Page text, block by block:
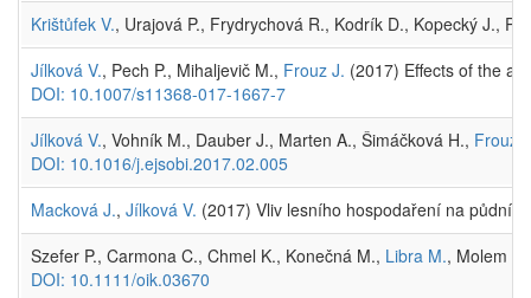
Krištůfek V., Urajová P., Frydrychová R., Kodrík D., Kopecký J.,
Jílková V., Pech P., Mihaljevič M., Frouz J. (2017) Effects of the
DOI: 10.1007/s11368-017-1667-7
Jílková V., Vohník M., Dauber J., Marten A., Šimáčková H., Frouz
DOI: 10.1016/j.ejsobi.2017.02.005
Macková J., Jílková V. (2017) Vliv lesního hospodaření na půdní
Szefer P., Carmona C., Chmel K., Konečná M., Libra M., Molem
DOI: 10.1111/oik.03670